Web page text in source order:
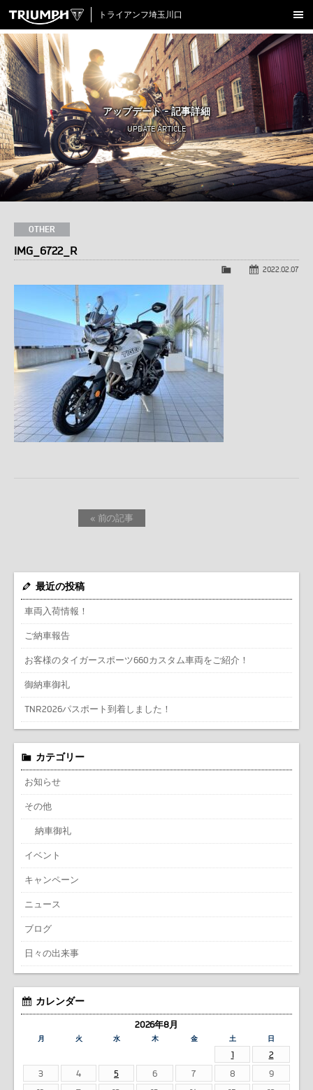
トライアンフ埼玉川口
新車在庫情報
試乗車一覧
認定中古車
アクセサリー
クロージング
アップデート
店舗情報
採用情報
TRIUMPH OFFICIAL SITE
LINE FacebookInstagram
X
アップデート - 記事詳細
UPDATE ARTICLE
OTHER
IMG_6722_R
2022.02.07
« 前の記事
最近の投稿
車両入荷情報！
ご納車報告
お客様のタイガースポーツ660カスタム車両をご紹介！
御納車御礼
TNR2026パスポート到着しました！
カテゴリー
お知らせ
その他
納車御礼
イベント
キャンペーン
ニュース
ブログ
日々の出来事
カレンダー
2026年8月
月 火 水 木 金 土 日
1
2
3
4 5 6 7 8
9